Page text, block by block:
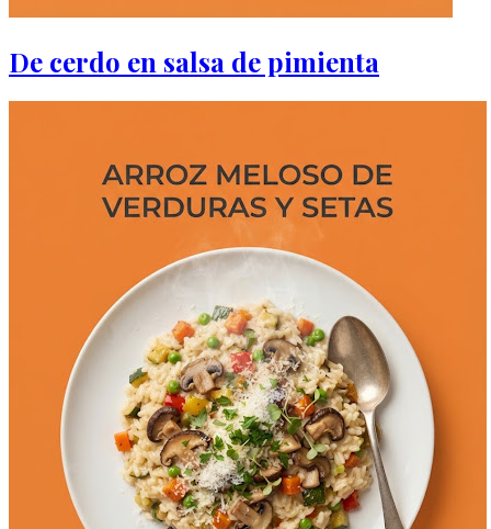
De cerdo en salsa de pimienta